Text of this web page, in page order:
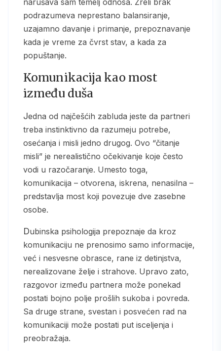
podrazumeva neprestano balansiranje,
uzajamno davanje i primanje, prepoznavanje
kada je vreme za čvrst stav, a kada za
popuštanje.
Komunikacija kao most
između duša
Jedna od najčešćih zabluda jeste da partneri
treba instinktivno da razumeju potrebe,
osećanja i misli jedno drugog. Ovo “čitanje
misli” je nerealistično očekivanje koje često
vodi u razočaranje. Umesto toga,
komunikacija – otvorena, iskrena, nenasilna –
predstavlja most koji povezuje dve zasebne
osobe.
Dubinska psihologija prepoznaje da kroz
komunikaciju ne prenosimo samo informacije,
već i nesvesne obrasce, rane iz detinjstva,
nerealizovane želje i strahove. Upravo zato,
razgovor između partnera može ponekad
postati bojno polje prošlih sukoba i povreda.
Sa druge strane, svestan i posvećen rad na
komunikaciji može postati put isceljenja i
preobražaja.